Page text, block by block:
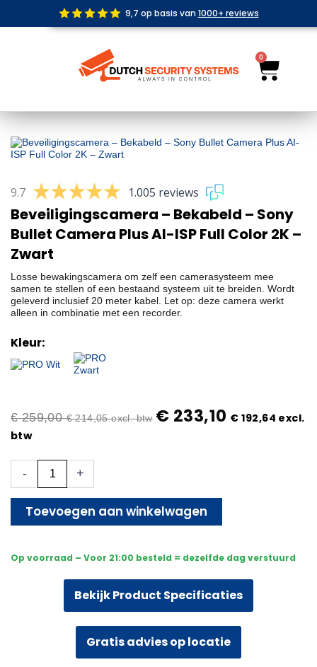
de
9,7 op basis van 1000+ reviews
0
9.7 1.005 reviews
Beveiligingscamera – Bekabeld – Sony
Bullet Camera Plus AI-ISP Full Color 2K –
Zwart
Losse bewakingscamera om zelf een camerasysteem mee
samen te stellen of een bestaand systeem uit te breiden. Wordt
geleverd inclusief 20 meter kabel. Let op: deze camera werkt
alleen in combinatie met een recorder.
Kleur:
€259,00 €214,05excl. btw € 233,10 € 192,64 excl.
btw
-
Beveiligingscamera
Sony
Plus
+
Toevoegen aan winkelwagen
Op voorraad – Voor 21:00 besteld = dezelfde dag verstuurd
Bekijk Product Specificaties
Gratis advies op locatie